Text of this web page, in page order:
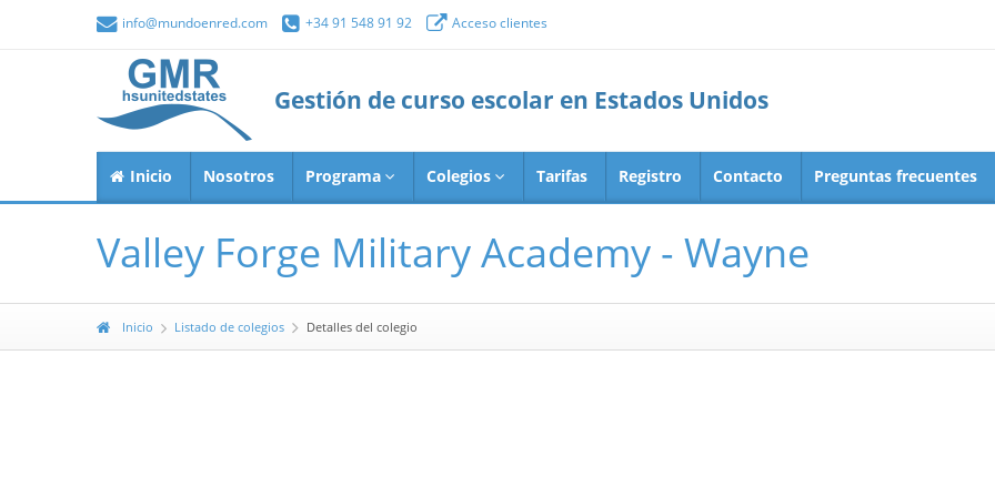
info@mundoenred.com +34 91 548 91 92 Acceso clientes
Gestión de curso escolar en Estados Unidos
Inicio Nosotros Programa Colegios Tarifas Registro Contacto Preguntas frecuentes
Valley Forge Military Academy - Wayne
Inicio Listado de colegios Detalles del colegio